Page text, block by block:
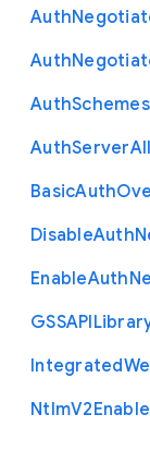
Auth
Auth
AuthSchemes
AuthServer
BasicAuth
DisableAuth
EnableAuth
GSSAPI
Integrated
NtlmV2